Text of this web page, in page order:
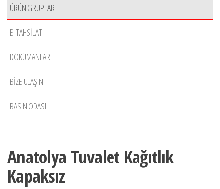
ÜRÜN GRUPLARI
E-TAHSILAT
DÖKÜMANLAR
BIZE ULAŞIN
BASIN ODASI
Anatolya Tuvalet Kağıtlık
Kapaksız